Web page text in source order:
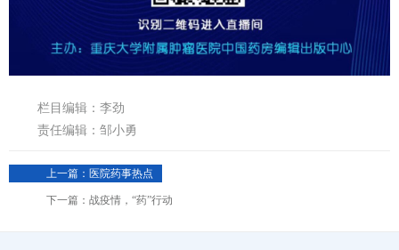
栏目编辑：李劲
责任编辑：邹小勇
上一篇：医院药事热点
下一篇：战疫情，“药”行动